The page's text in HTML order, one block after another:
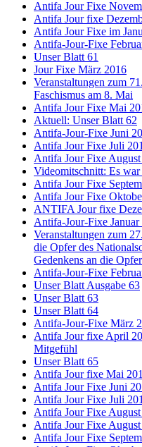
Antifa Jour Fixe
Antifa Jour fixe
Antifa Jour Fixe im
Antifa-Jour-Fixe
Unser Blatt 61
Jour Fixe März 2016
Veranstaltungen zum
Faschismus am 8. Mai
Antifa Jour Fixe Mai
Aktuell: Unser Blatt 62
Antifa-Jour-Fixe Juni
Antifa Jour Fixe Juli
Antifa Jour Fixe
Videomitschnitt: Es
Antifa Jour Fixe
Antifa Jour Fixe
ANTIFA Jour fixe
Antifa-Jour-Fixe Januar
Veranstaltungen zum
die Opfer des
Gedenkens an die
Antifa-Jour-Fixe
Unser Blatt Ausgabe 63
Unser Blatt 63
Unser Blatt 64
Antifa-Jour-Fixe März
Antifa Jour fixe April
Mitgefühl
Unser Blatt 65
Antifa Jour fixe Mai
Antifa Jour Fixe Juni
Antifa Jour Fixe Juli
Antifa Jour Fixe
Antifa Jour Fixe
Antifa Jour Fixe